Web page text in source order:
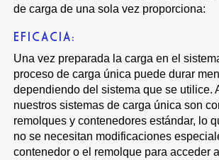
de carga de una sola vez proporciona:
EFICACIA:
Una vez preparada la carga en el
proceso de carga única puede durar
dependiendo del sistema que se utilice.
nuestros sistemas de carga única son
remolques y contenedores estándar, lo
no se necesitan modificaciones
contenedor o el remolque para acceder